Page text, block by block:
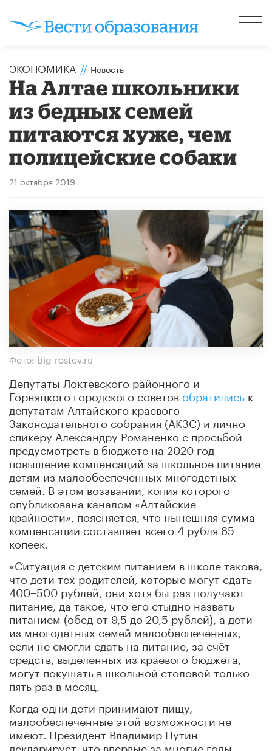
ЭКОНОМИКА // Новость
На Алтае школьники
из бедных семей
питаются хуже, чем
полицейские собаки
21 октября 2019
Фото: big-rostov.ru
Депутаты Локтевского районного и
Горняцкого городского советов обратились к
депутатам Алтайского краевого
Законодательного собрания (АКЗС) и лично
спикеру Александру Романенко с просьбой
предусмотреть в бюджете на 2020 год
повышение компенсаций за школьное питание
детям из малообеспеченных многодетных
семей. В этом воззвании, копия которого
опубликована каналом «Алтайские
крайности», поясняется, что нынешняя сумма
компенсации составляет всего 4 рубля 85
копеек.
«Ситуация с детским питанием в школе такова,
что дети тех родителей, которые могут сдать
400−500 рублей, они хотя бы раз получают
питание, да такое, что его стыдно назвать
питанием (обед от 9,5 до 20,5 рублей), а дети
из многодетных семей малообеспеченных,
если не смогли сдать на питание, за счёт
средств, выделенных из краевого бюджета,
могут покушать в школьной столовой только
пять раз в месяц.
Когда одни дети принимают пищу,
малообеспеченные этой возможности не
имеют. Президент Владимир Путин
декларирует, что впервые за многие годы